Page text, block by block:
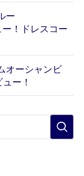
ー
ー！ドレスコー
オーシャンビ
ー！